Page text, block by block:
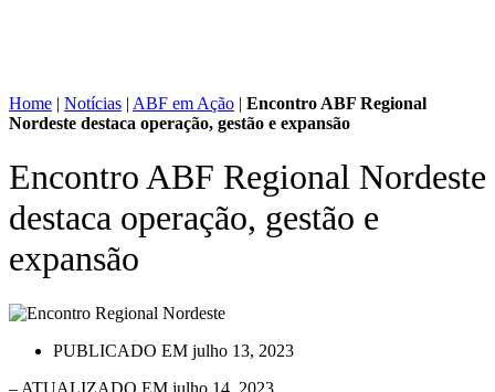
Home | Notícias | ABF em Ação | Encontro ABF Regional
Nordeste destaca operação, gestão e expansão
Encontro ABF Regional Nordeste
destaca operação, gestão e
expansão
PUBLICADO EM julho 13, 2023
– ATUALIZADO EM julho 14, 2023